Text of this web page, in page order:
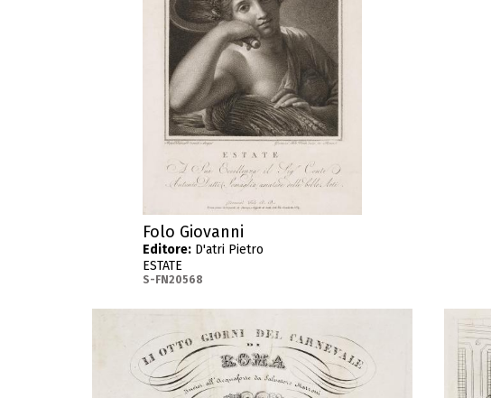
Folo Giovanni
Editore: D'atri Pietro
ESTATE
S-FN20568